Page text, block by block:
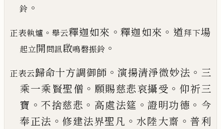
鈴 。
正表執爐 。 舉云釋迦如來 。 釋迦如來 。 道拜下場
起立開問訊啟鳴磬振鈴 。
正表云歸命十方調御師 。 演揚清淨微妙法 。 三
乘一乘 賢聖僧 。 願賜慈悲哀攝受 。 仰祈三
寶 。 不捨慈悲 。 高處法筵 。 證明功德 。 今
奉正法 。 修建法界聖凡 。 水陸大齋 。 普利